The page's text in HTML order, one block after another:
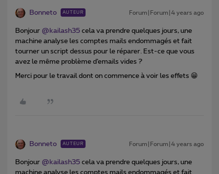
Bonneto AUTEUR Forum|Forum|4 years ago
Bonjour @kailash35 cela va prendre quelques jours, une
machine analyse les comptes mails endommagés et fait
tourner un script dessus pour le réparer. Est-ce que vous
avez le même problème d’emails vides ?
Merci pour le travail dont on commence à voir les effets 😁
Bonneto AUTEUR Forum|Forum|4 years ago
Bonjour @kailash35 cela va prendre quelques jours, une